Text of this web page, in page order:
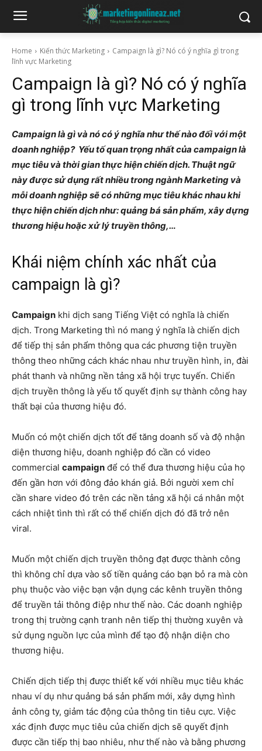
Home Kiến thức Marketing
Campaign là gì? Nó có ý nghĩa gì trong
lĩnh vực Marketing
Campaign là gì? Nó có ý nghĩa
gì trong lĩnh vực Marketing
Campaign là gì và nó có ý nghĩa như thế nào đối với một
doanh nghiệp? Yếu tố quan trọng nhất của campaign là
mục tiêu và thời gian thực hiện chiến dịch. Thuật ngữ
này được sử dụng rất nhiều trong ngành Marketing và
mỗi doanh nghiệp sẽ có những mục tiêu khác nhau khi
thực hiện chiến dịch như: quảng bá sản phẩm, xây dựng
thương hiệu hoặc xử lý truyền thông,…
Khái niệm chính xác nhất của
campaign là gì?
Campaign khi dịch sang Tiếng Việt có nghĩa là chiến
dịch. Trong Marketing thì nó mang ý nghĩa là chiến dịch
để tiếp thị sản phẩm thông qua các phương tiện truyền
thông theo những cách khác nhau như truyền hình, in, đài
phát thanh và những nền tảng xã hội trực tuyến. Chiến
dịch truyền thông là yếu tố quyết định sự thành công hay
thất bại của thương hiệu đó.
Muốn có một chiến dịch tốt để tăng doanh số và độ nhận
diện thương hiệu, doanh nghiệp đó cần có video
commercial campaign để có thể đưa thương hiệu của họ
đến gần hơn với đông đảo khán giả. Bởi người xem chỉ
cần share video đó trên các nền tảng xã hội cá nhân một
cách nhiệt tình thì rất có thể chiến dịch đó đã trở nên
viral.
Muốn một chiến dịch truyền thông đạt được thành công
thì không chỉ dựa vào số tiền quảng cáo bạn bỏ ra mà còn
phụ thuộc vào việc bạn vận dụng các kênh truyền thông
để truyền tải thông điệp như thế nào. Các doanh nghiệp
trong thị trường cạnh tranh nên tiếp thị thường xuyên và
sử dụng nguồn lực của mình để tạo độ nhận diện cho
thương hiệu.
Chiến dịch tiếp thị được thiết kế với nhiều mục tiêu khác
nhau ví dụ như quảng bá sản phẩm mới, xây dựng hình
ảnh công ty, giảm tác động của thông tin tiêu cực. Việc
xác định được mục tiêu của chiến dịch sẽ quyết định
được cần tiếp thị bao nhiêu, như thế nào và bằng phương